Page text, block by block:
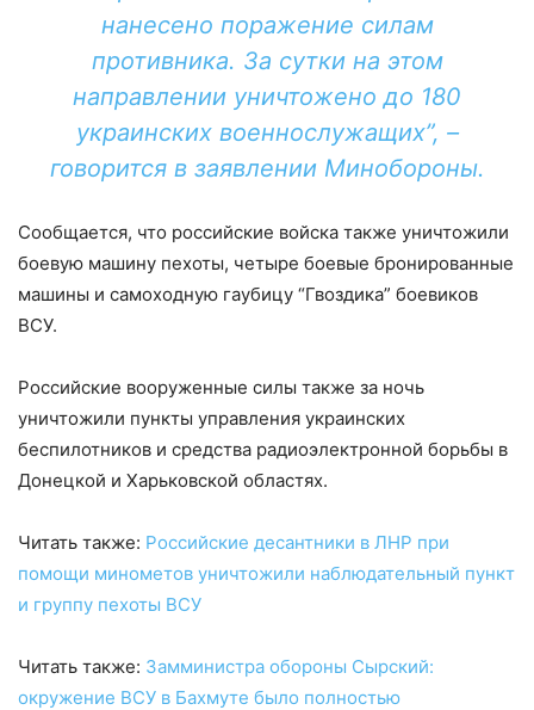
нанесено поражение силам
противника. За сутки на этом
направлении уничтожено до 180
украинских военнослужащих”, –
говорится в заявлении Минобороны.
Сообщается, что российские войска также уничтожили
боевую машину пехоты, четыре боевые бронированные
машины и самоходную гаубицу “Гвоздика” боевиков
ВСУ.
Российские вооруженные силы также за ночь
уничтожили пункты управления украинских
беспилотников и средства радиоэлектронной борьбы в
Донецкой и Харьковской областях.
Читать также: Российские десантники в ЛНР при
помощи минометов уничтожили наблюдательный пункт
и группу пехоты ВСУ
Читать также: Замминистра обороны Сырский:
окружение ВСУ в Бахмуте было полностью